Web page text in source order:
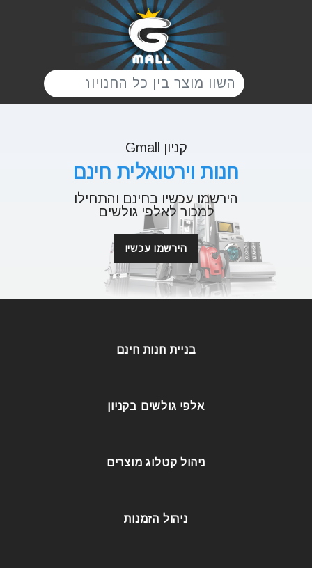
קניון Gmall
חנות וירטואלית חינם
הירשמו עכשיו בחינם והתחילו
למכור לאלפי גולשים
הירשמו עכשיו
בניית חנות חינם
אלפי גולשים בקניון
ניהול קטלוג מוצרים
ניהול הזמנות